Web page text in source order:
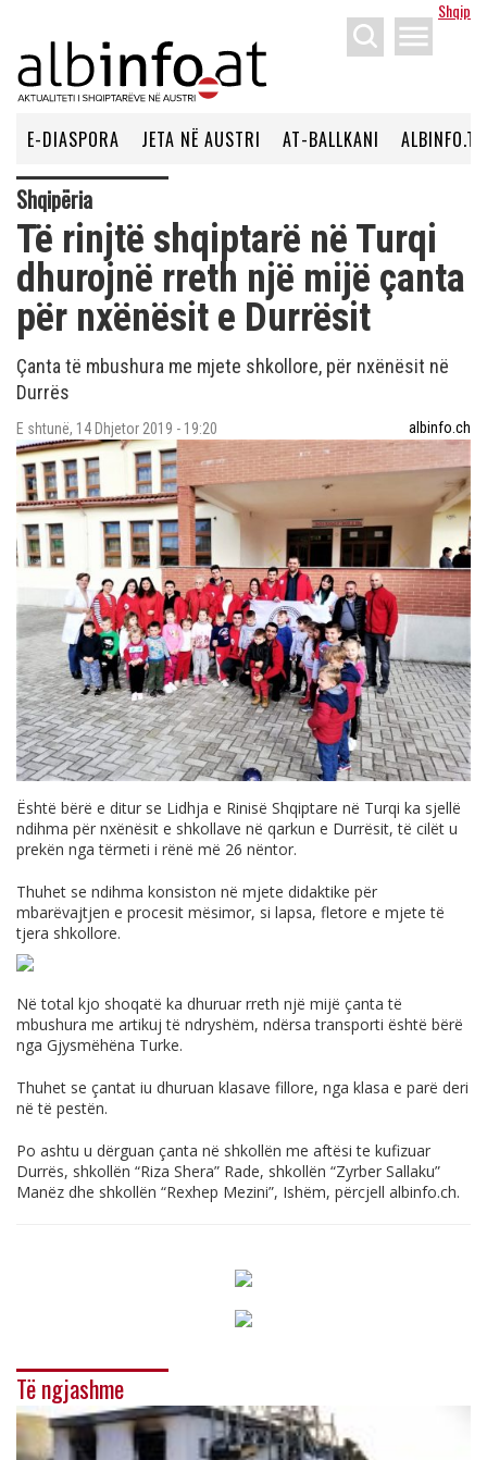
Shqip
menu
E-DIASPORA JETA NË AUSTRI AT-BALLKANI ALBINFO.TV
Shqipëria
Të rinjtë shqiptarë në Turqi
dhurojnë rreth një mijë çanta
për nxënësit e Durrësit
Çanta të mbushura me mjete shkollore, për nxënësit në
Durrës
E shtunë, 14 Dhjetor 2019 - 19:20 albinfo.ch
Është bërë e ditur se Lidhja e Rinisë Shqiptare në Turqi ka sjellë
ndihma për nxënësit e shkollave në qarkun e Durrësit, të cilët u
prekën nga tërmeti i rënë më 26 nëntor.
Thuhet se ndihma konsiston në mjete didaktike për
mbarëvajtjen e procesit mësimor, si lapsa, fletore e mjete të
tjera shkollore.
Në total kjo shoqatë ka dhuruar rreth një mijë çanta të
mbushura me artikuj të ndryshëm, ndërsa transporti është bërë
nga Gjysmëhëna Turke.
Thuhet se çantat iu dhuruan klasave fillore, nga klasa e parë deri
në të pestën.
Po ashtu u dërguan çanta në shkollën me aftësi te kufizuar
Durrës, shkollën “Riza Shera” Rade, shkollën “Zyrber Sallaku”
Manëz dhe shkollën “Rexhep Mezini”, Ishëm, përcjell albinfo.ch.
Të ngjashme